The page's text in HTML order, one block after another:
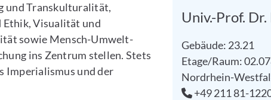
und Transkulturalität,
Ethik, Visualität und
sowie Mensch-Umwelt-
ins Zentrum stellen. Stets
Imperialismus und der
Univ.-Prof.
Gebäude: 23.21
Etage/Raum:
Nordrhein-
+49 211 81-